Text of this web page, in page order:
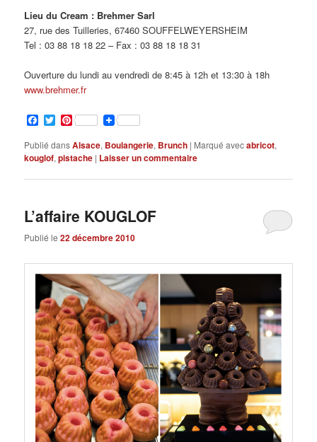
Lieu du Cream : Brehmer Sarl
27, rue des Tuilleries, 67460 SOUFFELWEYERSHEIM
Tel : 03 88 18 18 22 – Fax : 03 88 18 18 31
Ouverture du lundi au vendredi de 8:45 à 12h et 13:30 à 18h
www.brehmer.fr
Facebook
TwitterPinterest
Publié dansAlsace, Boulangerie, Brunch | Marqué avecabricot,
kouglof,pistache | Laisser un commentaire
L’affaire KOUGLOF
Publié le22 décembre 2010